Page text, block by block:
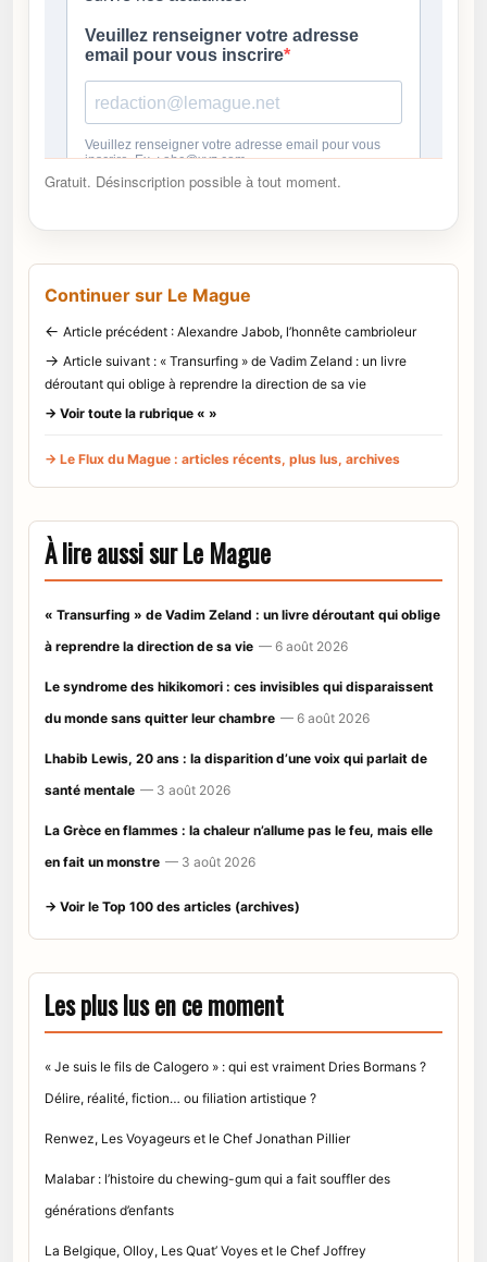
Gratuit. Désinscription possible à tout moment.
Continuer sur Le Mague
← Article précédent : Alexandre Jabob, l’honnête cambrioleur
→ Article suivant : « Transurfing » de Vadim Zeland : un livre
déroutant qui oblige à reprendre la direction de sa vie
→ Voir toute la rubrique « »
→ Le Flux du Mague : articles récents, plus lus, archives
À lire aussi sur Le Mague
« Transurfing » de Vadim Zeland : un livre déroutant qui oblige
à reprendre la direction de sa vie — 6 août 2026
Le syndrome des hikikomori : ces invisibles qui disparaissent
du monde sans quitter leur chambre — 6 août 2026
Lhabib Lewis, 20 ans : la disparition d’une voix qui parlait de
santé mentale — 3 août 2026
La Grèce en flammes : la chaleur n’allume pas le feu, mais elle
en fait un monstre — 3 août 2026
→ Voir le Top 100 des articles (archives)
Les plus lus en ce moment
« Je suis le fils de Calogero » : qui est vraiment Dries Bormans ?
Délire, réalité, fiction… ou filiation artistique ?
Renwez, Les Voyageurs et le Chef Jonathan Pillier
Malabar : l’histoire du chewing-gum qui a fait souffler des
générations d’enfants
La Belgique, Olloy, Les Quat’ Voyes et le Chef Joffrey